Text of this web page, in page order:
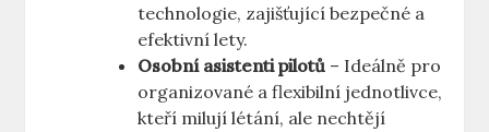
technologie, ​zajišťující bezpečné a‍
efektivní lety.
Osobní asistenti pilotů – Ideálně​ pro
organizované a flexibilní jednotlivce,
kteří milují⁤ létání, ale ⁢nechtějí